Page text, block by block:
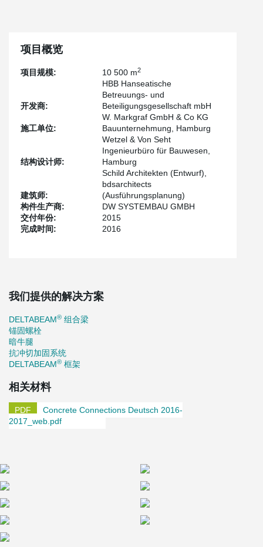
项目概览
项目规模: 10 500 m2
开发商:
HBB Hanseatische
Betreuungs- und
Beteiligungsgesellschaft mbH
施工单位:
W. Markgraf GmbH & Co KG
Bauunternehmung, Hamburg
结构设计师:
Wetzel & Von Seht
Ingenieurbüro für Bauwesen,
Hamburg
建筑师:
Schild Architekten (Entwurf),
bdsarchitects
(Ausführungsplanung)
构件生产商:
DW SYSTEMBAU GMBH
交付年份:
2015
完成时间:
2016
我们提供的解决方案
DELTABEAM® 组合梁
锚固螺栓
暗牛腿
抗冲切加固系统
DELTABEAM® 框架
相关材料
Concrete Connections Deutsch 2016-
2017_web.pdf